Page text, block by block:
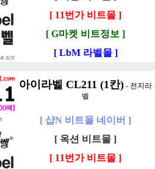
[ 11번가 비트몰 ]
[ G마켓 비트정보 ]
[ LbM 라벨몰 ]
아이라벨 CL211 (1칸) - 전지라
벨
[ 샵N 비트몰 네이버 ]
[ 옥션 비트몰 ]
[ 11번가 비트몰 ]